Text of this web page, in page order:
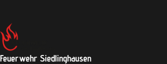
Feuerwehr Siedlinghausen